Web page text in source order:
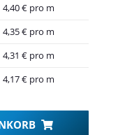
4,40 € pro m
4,35 € pro m
4,31 € pro m
4,17 € pro m